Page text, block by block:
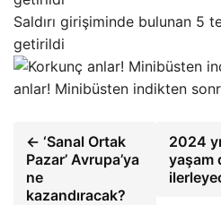
Saldırı girişiminde bulunan 5
getirildi
anlar! Minibüsten indikten
← ‘Sanal Ortak
Pazar’ Avrupa’ya
ne
kazandıracak?
2024
yaşam